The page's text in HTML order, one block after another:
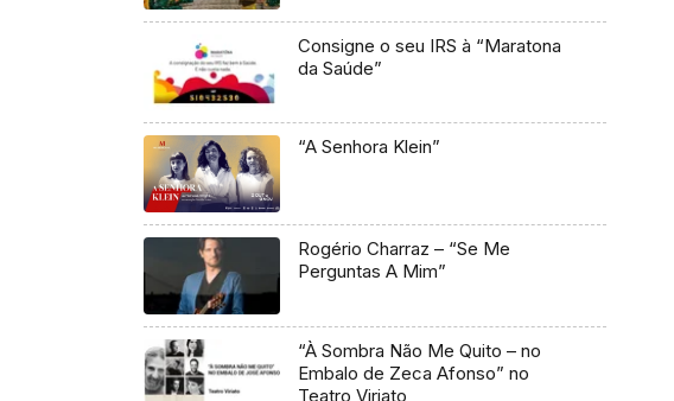
Consigne o seu IRS à “Maratona
da Saúde”
“A Senhora Klein”
Rogério Charraz – “Se Me
Perguntas A Mim”
“À Sombra Não Me Quito – no
Embalo de Zeca Afonso” no
Teatro Viriato